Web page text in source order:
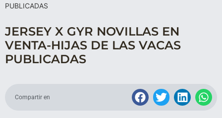
PUBLICADAS
JERSEY X GYR NOVILLAS EN
VENTA-HIJAS DE LAS VACAS
PUBLICADAS
Compartir en